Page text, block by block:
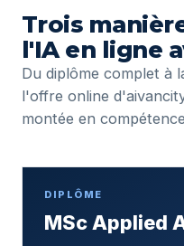
Trois
l'IA en ligne
Du diplôme complet à
l'offre online
montée en
DIPLÔME
MSc Applied